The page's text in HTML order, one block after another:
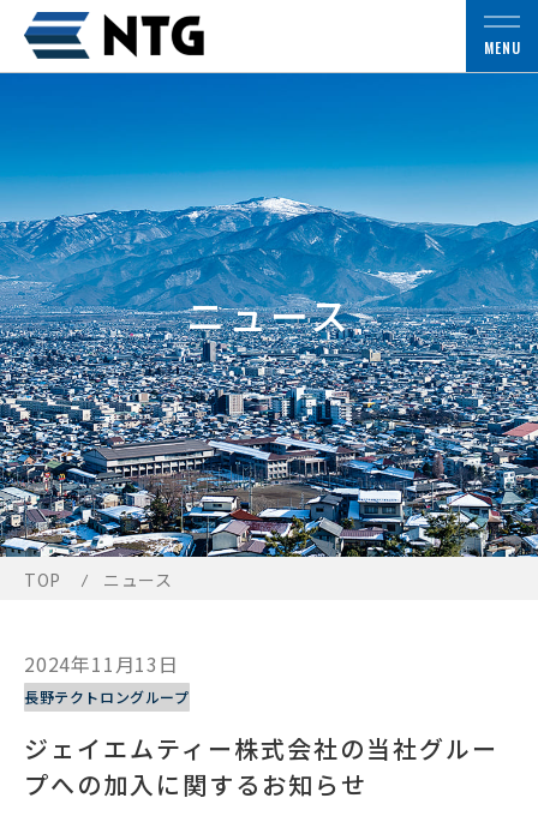
MENU
ニュース
TOP ニュース
2024年11月13日
長野テクトロングループ
ジェイエムティー株式会社の当社グルー
プへの加入に関するお知らせ